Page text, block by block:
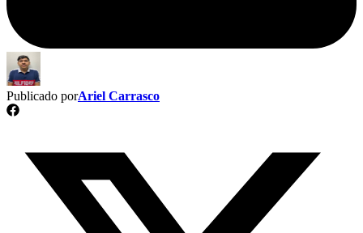
Publicado porAriel Carrasco